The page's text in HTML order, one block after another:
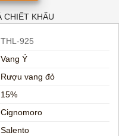
CHIẾT KHẤU
THL-925
Vang Ý
Rượu vang đỏ
15%
Cignomoro
Salento